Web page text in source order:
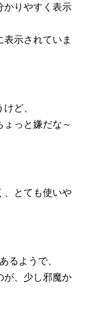
かりやすく表示
示されていま
ど、
っと嫌だな～
、とても使いや
るようで、
が、少し邪魔か